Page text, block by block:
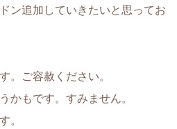
ン追加していきたいと思ってお
。ご容赦ください。
かもです。すみません。
。